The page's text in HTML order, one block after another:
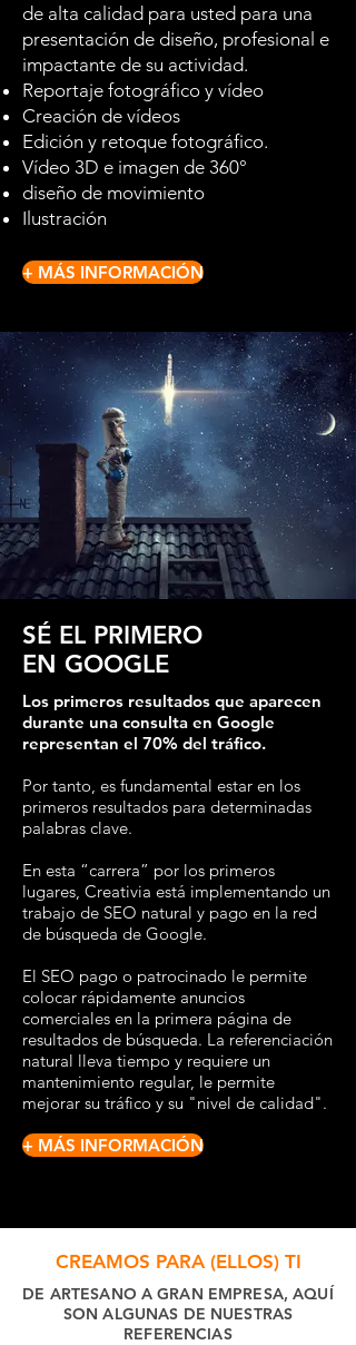
de alta calidad para usted para una
presentación de diseño, profesional e
impactante de su actividad.
Reportaje fotográfico y vídeo
Creación de vídeos
Edición y retoque fotográfico.
Vídeo 3D e imagen de 360°
diseño de movimiento
Ilustración
+ MÁS INFORMACIÓN
SÉ EL PRIMERO
EN GOOGLE
Los primeros resultados que aparecen
durante una consulta en Google
representan el 70% del tráfico.
Por tanto, es fundamental estar en los
primeros resultados para determinadas
palabras clave.
En esta “carrera” por los primeros
lugares, Creativia está implementando un
trabajo de SEO natural y pago en la red
de búsqueda de Google.
El SEO pago o patrocinado le permite
colocar rápidamente anuncios
comerciales en la primera página de
resultados de búsqueda. La referenciación
natural lleva tiempo y requiere un
mantenimiento regular, le permite
mejorar su tráfico y su "nivel de calidad".
+ MÁS INFORMACIÓN
CREAMOS PARA (ELLOS) TI
DE ARTESANO A GRAN EMPRESA, AQUÍ
SON ALGUNAS DE NUESTRAS
REFERENCIAS